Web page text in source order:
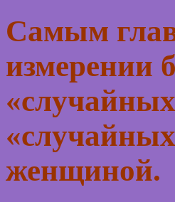
Самым
измерении
женщиной.